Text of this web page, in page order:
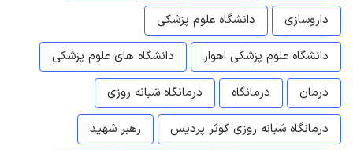
داروسازی
دانشگاه علوم پزشکی
دانشگاه علوم پزشکی اهواز
دانشگاه های علوم پزشکی
درمان
درمانگاه
درمانگاه شبانه روزی
درمانگاه شبانه روزی کوثر پردیس
رهبر شهید